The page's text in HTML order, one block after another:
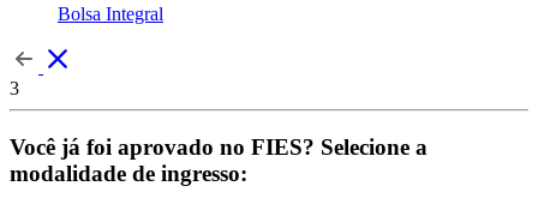
Bolsa Integral
3
Você já foi aprovado no FIES? Selecione a
modalidade de ingresso: